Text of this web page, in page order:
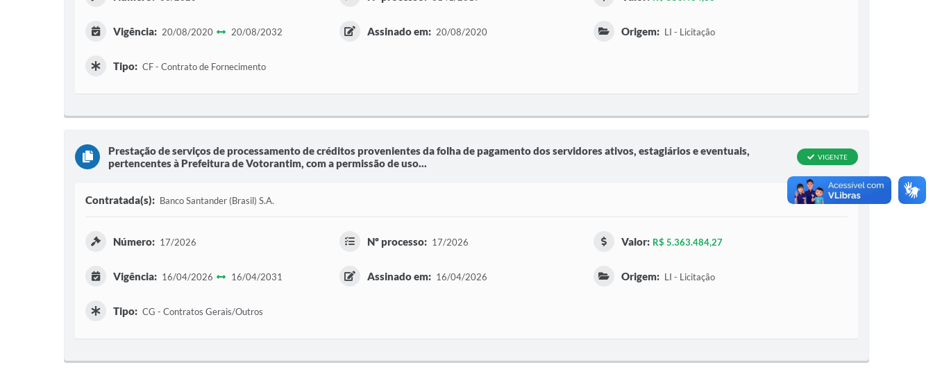
Vigência: 20/08/2020 20/08/2032 Assinado em: 20/08/2020 Origem: LI - Licitação
Tipo: CF - Contrato de Fornecimento
Prestação de serviços de processamento de créditos provenientes da folha de pagamento dos servidores ativos, estagiários e eventuais,
pertencentes à Prefeitura de Votorantim, com a permissão de uso...
VIGENTE
Contratada(s): Banco Santander (Brasil) S.A.
Número: 17/2026 Nº processo: 17/2026 Valor: R$ 5.363.484,27
Vigência: 16/04/2026 16/04/2031 Assinado em: 16/04/2026 Origem: LI - Licitação
Tipo: CG - Contratos Gerais/Outros